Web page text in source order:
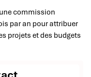
commission
par an pour attribuer
projets et des budgets